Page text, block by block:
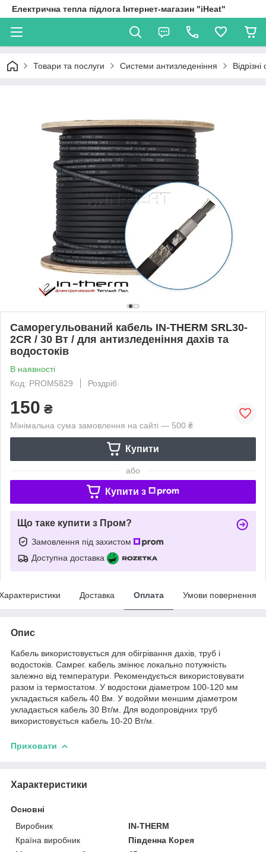
Електрична тепла підлога Інтернет-магазин "iHeat"
Товари та послуги Системи антизледеніння
Саморегульований кабель IN-THERM SRL30-
2CR / 30 Вт / для антизледеніння дахів та
водостоків
В наявності
Код: PROM5829
Роздріб
150 ₴
Мінімальна сума замовлення на сайті — 500 ₴
Купити
або
Купити з
Що таке купити з Пром?
Замовлення під захистом
Доступна доставка
Доставка Оплата Умови повернення
Опис
Кабель використовується для обігрівання дахів, труб і
водостоків. Самрег. кабель змінює локально потужність
залежно від температури. Рекомендується використовувати
разом із термостатом. У водостоки діаметром 100-120 мм
укладається кабель 40 Вм. У водойми меншим діаметром
укладається кабель 30 Вт/м. Для водопровідних труб
використовується кабель 10-20 Вт/м.
Приховати
Характеристики
Основні
Виробник
IN-THERM
Країна виробник
Південна Корея